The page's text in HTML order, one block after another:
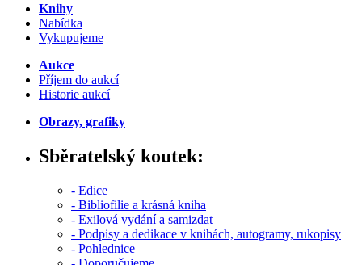
Knihy
Nabídka
Vykupujeme
Aukce
Příjem do aukcí
Historie aukcí
Obrazy, grafiky
Sběratelský koutek:
- Edice
- Bibliofilie a krásná kniha
- Exilová vydání a samizdat
- Podpisy a dedikace v knihách, autogramy, rukopisy
- Pohlednice